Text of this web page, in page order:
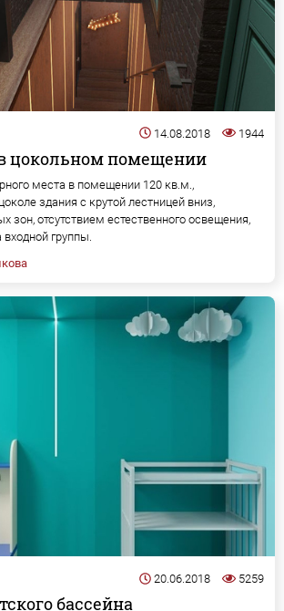
14.08.2018 1944
цокольном помещении
места в помещении 120 кв.м.,
здания с крутой лестницей вниз,
зон, отсутствием естественного освещения,
группы.
20.06.2018 5259
бассейна